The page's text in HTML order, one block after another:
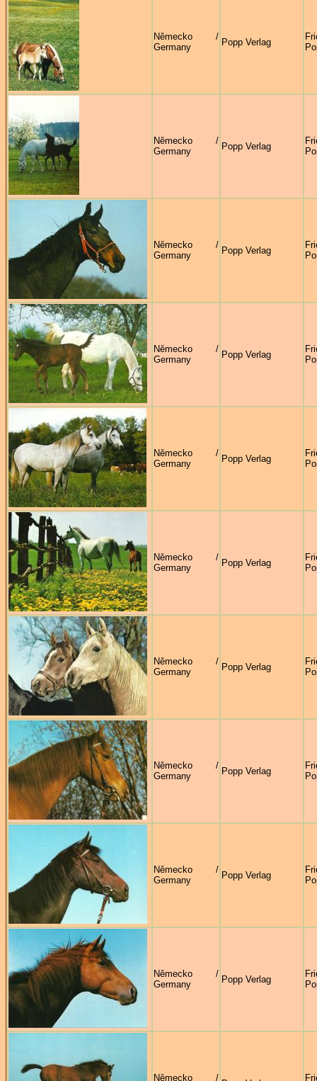
Německo /
Germany
Popp Verlag
Německo /
Germany
Popp Verlag
Německo /
Germany
Popp Verlag
Německo /
Germany
Popp Verlag
Německo /
Germany
Popp Verlag
Německo /
Germany
Popp Verlag
Německo /
Germany
Popp Verlag
Německo /
Germany
Popp Verlag
Německo /
Germany
Popp Verlag
Německo /
Germany
Popp Verlag
Německo /